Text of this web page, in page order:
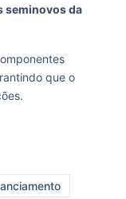
seminovos da
que o